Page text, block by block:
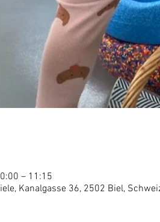
– 11:15
Kanalgasse 36, 2502 Biel,